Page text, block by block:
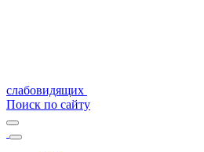
слабовидящих
Поиск по сайту